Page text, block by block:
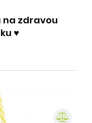
na zdravou
♥️